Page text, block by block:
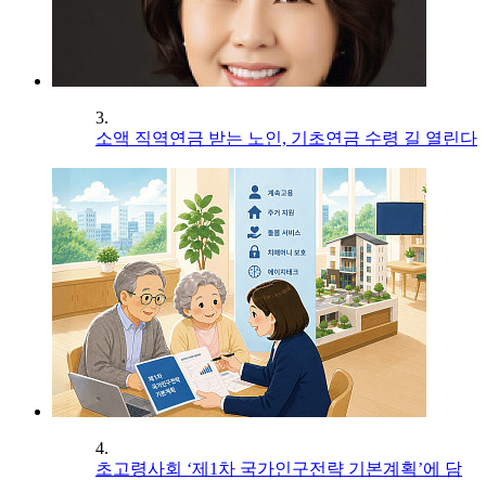
3.
소액 직역연금 받는 노인, 기초연금 수령 길 열린다
4.
초고령사회 ‘제1차 국가인구전략 기본계획’에 담